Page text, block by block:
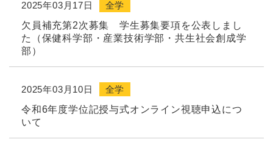
2025年03月17日
全学
欠員補充第2次募集 学生募集要項を公表しまし
た（保健科学部・産業技術学部・共生社会創成学
部）
2025年03月10日
全学
令和6年度学位記授与式オンライン視聴申込につ
いて